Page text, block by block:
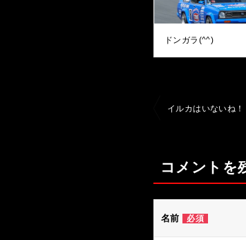
ドンガラ(^^)
ビ
ー
イルカはいないね！
コメントを
名前 必須